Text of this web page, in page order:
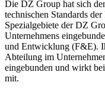
Die DZ Group hat sich
technischen Standards
Spezialgebiete der DZ
Unternehmens
und Entwicklung (F&E).
Abteilung im
eingebunden und wirkt
mit.